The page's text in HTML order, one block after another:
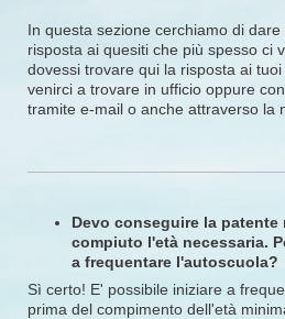
In questa sezione cerchiamo di
risposta ai quesiti che più spesso ci
dovessi trovare qui la risposta ai
venirci a trovare in ufficio oppure
tramite e-mail o anche attraverso la
Devo conseguire la patente
compiuto l'età necessaria.
a frequentare l'autoscuola?
Sì certo! E' possibile iniziare a
prima del compimento dell'età